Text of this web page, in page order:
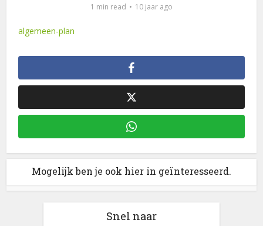
1 min read 10 jaar ago
algemeen-plan
Mogelijk ben je ook hier in geïnteresseerd.
Snel naar